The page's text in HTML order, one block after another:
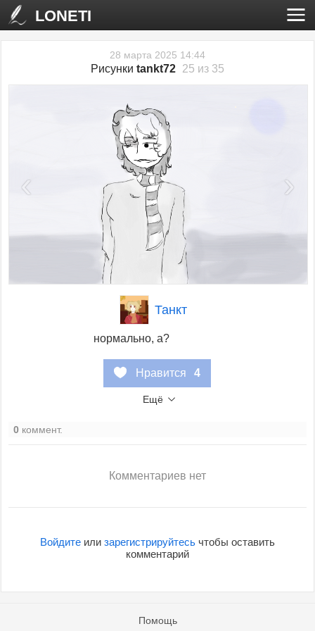
LONETI
28 марта 2025 14:44
Рисунки tankt72 25 из 35
‹ ›
Танкт
нормально, а?
Нравится 4
Ещё
0 коммент.
Комментариев нет
Войдитеили зарегистрируйтесьчтобы оставить
комментарий
Помощь